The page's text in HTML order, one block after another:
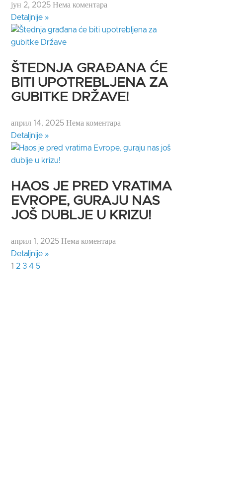
јун 2, 2025Нема коментара
Detaljnije »
ŠTEDNJA GRAĐANA ĆE
BITI UPOTREBLJENA ZA
GUBITKE DRŽAVE!
април 14, 2025Нема коментара
Detaljnije »
HAOS JE PRED VRATIMA
EVROPE, GURAJU NAS
JOŠ DUBLJE U KRIZU!
април 1, 2025Нема коментара
Detaljnije »
1 2 3 4 5